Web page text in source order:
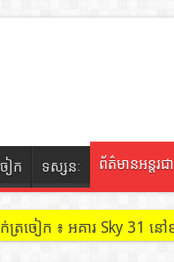
ៀក ទស្សនៈ ព័ត៌មានអន្តរជ
ក់ត្រចៀក ៖ អគារ Sky 31